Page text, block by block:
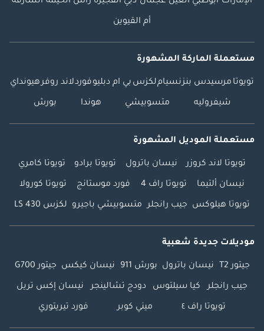
أم القيوين
مستعملة الماركة المشهورة
تويوتا مرسيدس بنزنسياملكزس بي ام دبليوفوردلاند روفرهيونداي
شيفروليه متسوبيشي هوندا بورش
مستعملة الموديل المشهورة
تويوتا لاند كروزر نيسان باترول تويوتا برادو تويوتا كامري
نيسان ألتيما تويوتا راف 4 فورد موستانج تويوتا كورولا
تويوتا هيلوكس جيب رانجلر متسوبيشي باجيرو لكزس LS 430
موديلات جديدة شعبية
جيتور T2 نيسان باترول بورش 911 نيسان كيكس جيتور G700
جيب رانجلر كيا سيلتوس دودج تشالينجر نيسان إكس تريل
تويوتا راف ٤ ميني كوبر فورد تيريتوري